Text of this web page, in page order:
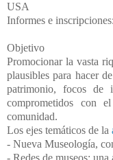
USA
Informes e inscripciones:
Objetivo
Promocionar la vasta
plausibles para hacer
patrimonio, focos de
comprometidos con
comunidad.
Los ejes temáticos de la
- Nueva Museología,